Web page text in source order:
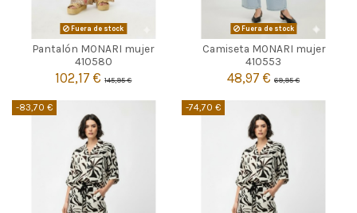
Fuera de stock
Pantalón MONARI mujer
410580
102,17 €145,95 €
 Agotado
Fuera de stock
Camiseta MONARI mujer
410553
48,97 €69,95 €
 Agotado
-83,70 € -74,70 €